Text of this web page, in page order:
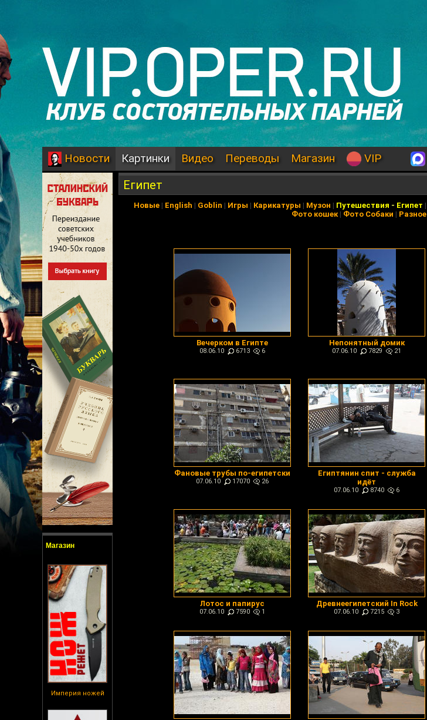
Новости Картинки Видео Переводы Магазин VIP
Магазин
Империя ножей
Египет
Новые | English | Goblin | Игры | Карикатуры | Музон | Путешествия - Египет |
Фото кошек| Фото Собаки | Разное
Вечерком в Египте
08.06.10 6713 6
Непонятный домик
07.06.10 7829 21
Фановые трубы по-египетски
07.06.10 17070 26
Египтянин спит - служба
идёт
07.06.10 8740 6
Лотос и папирус
07.06.10 7590 1
Древнеегипетский In Rock
07.06.10 7215 3